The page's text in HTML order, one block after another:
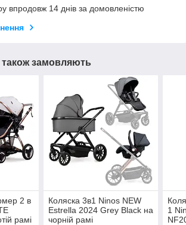
впродовж 14 днів за домовленістю
замовляють
2 в
рамі
Коляска 3в1 Ninos NEW
Estrella 2024 Grey Black на
чорній рамі
1